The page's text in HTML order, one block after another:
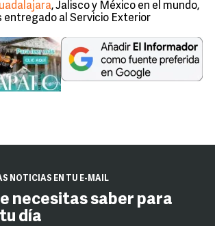
, Jalisco y México en el mundo,
entregado al Servicio Exterior
NOTICIAS EN TU E-MAIL
necesitas saber para
día